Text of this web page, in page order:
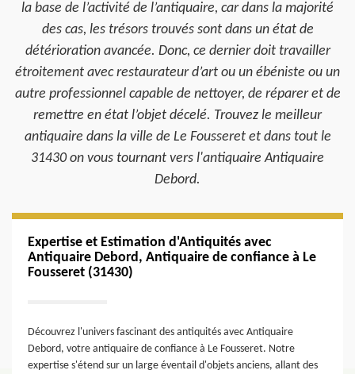
la base de l’activité de l’antiquaire, car dans la majorité
des cas, les trésors trouvés sont dans un état de
détérioration avancée. Donc, ce dernier doit travailler
étroitement avec restaurateur d’art ou un ébéniste ou un
autre professionnel capable de nettoyer, de réparer et de
remettre en état l’objet décelé. Trouvez le meilleur
antiquaire dans la ville de Le Fousseret et dans tout le
31430 on vous tournant vers l'antiquaire Antiquaire
Debord.
Expertise et Estimation d'Antiquités avec
Antiquaire Debord, Antiquaire de confiance à Le
Fousseret (31430)
Découvrez l'univers fascinant des antiquités avec Antiquaire
Debord, votre antiquaire de confiance à Le Fousseret. Notre
expertise s'étend sur un large éventail d'objets anciens, allant des